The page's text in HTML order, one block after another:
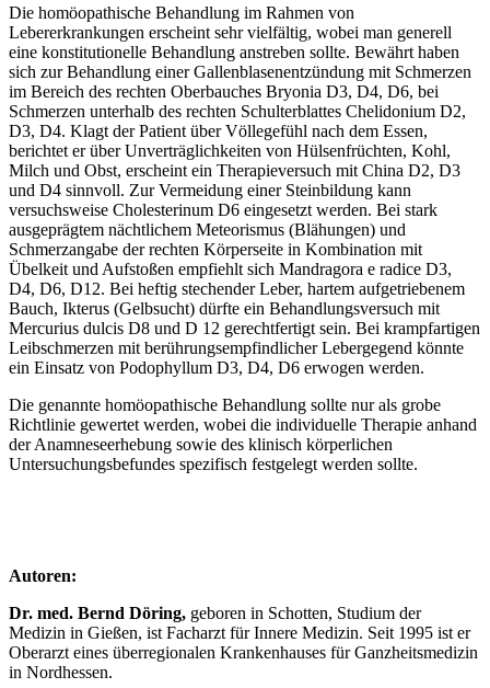
Die homöopathische Behandlung im Rahmen von
Lebererkrankungen erscheint sehr vielfältig, wobei man generell
eine konstitutionelle Behandlung anstreben sollte. Bewährt haben
sich zur Behandlung einer Gallenblasenentzündung mit Schmerzen
im Bereich des rechten Oberbauches Bryonia D3, D4, D6, bei
Schmerzen unterhalb des rechten Schulterblattes Chelidonium D2,
D3, D4. Klagt der Patient über Völlegefühl nach dem Essen,
berichtet er über Unverträglichkeiten von Hülsenfrüchten, Kohl,
Milch und Obst, erscheint ein Therapieversuch mit China D2, D3
und D4 sinnvoll. Zur Vermeidung einer Steinbildung kann
versuchsweise Cholesterinum D6 eingesetzt werden. Bei stark
ausgeprägtem nächtlichem Meteorismus (Blähungen) und
Schmerzangabe der rechten Körperseite in Kombination mit
Übelkeit und Aufstoßen empfiehlt sich Mandragora e radice D3,
D4, D6, D12. Bei heftig stechender Leber, hartem aufgetriebenem
Bauch, Ikterus (Gelbsucht) dürfte ein Behandlungsversuch mit
Mercurius dulcis D8 und D 12 gerechtfertigt sein. Bei krampfartigen
Leibschmerzen mit berührungsempfindlicher Lebergegend könnte
ein Einsatz von Podophyllum D3, D4, D6 erwogen werden.
Die genannte homöopathische Behandlung sollte nur als grobe
Richtlinie gewertet werden, wobei die individuelle Therapie anhand
der Anamneseerhebung sowie des klinisch körperlichen
Untersuchungsbefundes spezifisch festgelegt werden sollte.
Autoren:
Dr. med. Bernd Döring, geboren in Schotten, Studium der
Medizin in Gießen, ist Facharzt für Innere Medizin. Seit 1995 ist er
Oberarzt eines überregionalen Krankenhauses für Ganzheitsmedizin
in Nordhessen.